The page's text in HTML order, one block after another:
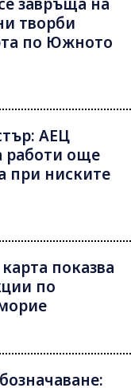
творби
по Южното
АЕЦ
работи още
при ниските
показва
по